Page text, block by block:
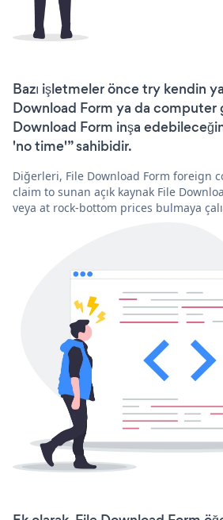
Bazı işletmeler önce try kendin
Download Form ya da computer
Download Form inşa
'no time'” sahibidir.
Diğerleri, File Download Form foreign
claim to sunan açık kaynak File
veya at rock-bottom prices bulmaya